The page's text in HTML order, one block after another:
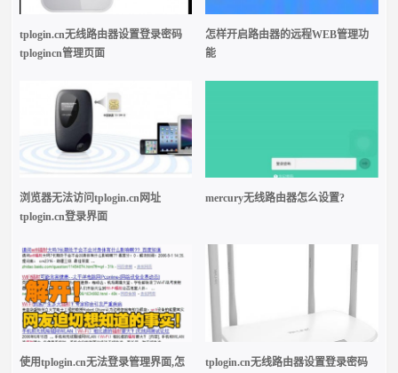
tplogin.cn无线路由器设置登录密码
tplogincn管理页面
怎样开启路由器的远程WEB管理功
能
浏览器无法访问tplogin.cn网址
tplogin.cn登录界面
mercury无线路由器怎么设置?
使用tplogin.cn无法登录管理界面,怎
tplogin.cn无线路由器设置登录密码